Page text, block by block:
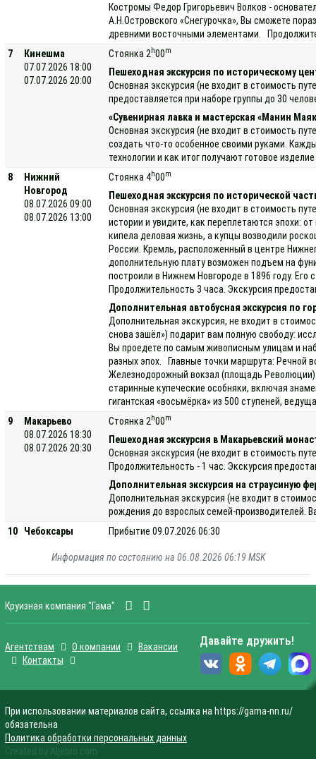
Костромы Федор Григорьевич Волков -
А.Н.Островского «Снегурочка», Вы сможете
древними восточными элементами.
7
Кинешма
07.07.2026 18:00
07.07.2026 20:00
Стоянка 2 h00m
Пешеходная экскурсия по историческому
Основная экскурсия (не входит в стоимость
предоставляется при наборе группы до 30
«Сувенирная лавка и мастерская «Манин
Основная экскурсия (не входит в стоимость
создать что-то особенное своими руками.
технологии и как итог получают готовое
8
Нижний
Новгород
08.07.2026 09:00
08.07.2026 13:00
Стоянка 4h00m
Пешеходная экскурсия по исторической
Основная экскурсия (не входит в стоимость
истории и увидите, как переплетаются эпохи:
кипела деловая жизнь, а купцы возводили
России. Кремль, расположенный в центре
дополнительную плату возможен подъем на
построили в Нижнем Новгороде в 1896 году.
Продолжительность 3 часа. Экскурсия
Дополнительная автобусная экскурсия по
Дополнительная экскурсия, не входит в
снова зашёл») подарит вам полную свободу:
Вы проедете по самым живописным улицам и
разных эпох. Главные точки маршрута: Речной
Железнодорожный вокзал (площадь Революции)
старинные купеческие особняки, включая
гигантская «восьмёрка» из 500 ступеней,
9
Макарьево
08.07.2026 18:30
08.07.2026 20:30
Стоянка 2 h00m
Пешеходная экскурсия в Макарьевский
Основная экскурсия (не входит в стоимость
Продолжительность - 1 час. Экскурсия
Дополнительная экскурсия на страусиную
Дополнительная экскурсия (не входит в
рождения до взрослых семей-производителей.
10
Чебоксары Прибытие 09.07.2026 06:30
Информация по состоянию на 06.08.2026 06:19 MSK
Круизная компания "Гама"
Агентствам О компании
Вакансии
Контакты
Давайте дружить!
При использовании материалов сайта, ссылка на https://gama-nn.ru/
обязательна
Политика обработки персональных данных
Created by Aljebro.com